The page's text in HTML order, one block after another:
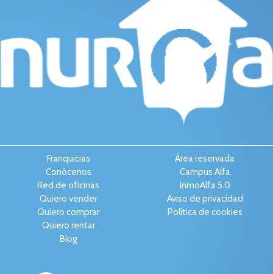
Franquicias
Conócenos
Red de oficinas
Quiero vender
Quiero comprar
Quiero rentar
Blog
Área reservada
Campus Alfa
InmoAlfa 5.0
Aviso de privacidad
Política de cookies